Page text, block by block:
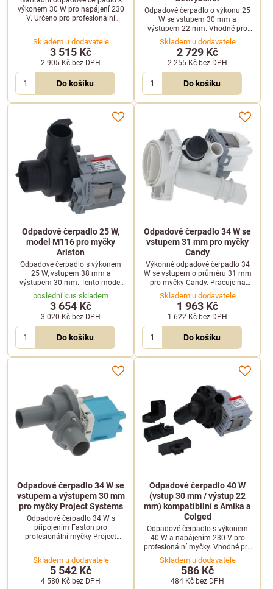
výkonem 30 W pro napájení 230
V. Určeno pro profesionální
mm.
Skladem u dodavatele
3 515 Kč
2 905 Kč bez DPH
Do košíku
Odpadové čerpadlo o výkonu 25
W se vstupem 30 mm a
výstupem 22 mm. Vhodné pro
vybrané profesionální myčky
Emmepi, Silanos a Oztiryakiler.
Skladem u dodavatele
2 729 Kč
2 255 Kč bez DPH
Do košíku
Odpadové čerpadlo 25 W,
model M116 pro myčky
Ariston
Odpadové čerpadlo s výkonem
25 W, vstupem 38 mm a
výstupem 30 mm. Tento model
M116 (kód RS0666) je
kompatibilní s vybranými
myčkami Ariston.
poslední kus skladem
3 654 Kč
3 020 Kč bez DPH
Do košíku
Odpadové čerpadlo 34 W se
vstupem 31 mm pro myčky
Candy
Výkonné odpadové čerpadlo 34
W se vstupem o průměru 31 mm
pro myčky Candy. Pracuje na
napětí 220/240 V při frekvenci 50
Hz.
Skladem u dodavatele
1 963 Kč
1 622 Kč bez DPH
Do košíku
Odpadové čerpadlo 34 W se
vstupem a výstupem 30 mm
pro myčky Project Systems
Odpadové čerpadlo 34 W s
připojením Faston pro
profesionální myčky Project
výstupu je 30 mm.
Skladem u dodavatele
5 542 Kč
4 580 Kč bez DPH
Odpadové čerpadlo 40 W
(vstup 30 mm / výstup 22
mm) kompatibilní s Amika a
Colged
Odpadové čerpadlo s výkonem
40 W a napájením 230 V pro
profesionální myčky. Vhodné pro
vybrané modely značek Amika,
Colged, Elettrobar a Apach.
Skladem u dodavatele
586 Kč
484 Kč bez DPH